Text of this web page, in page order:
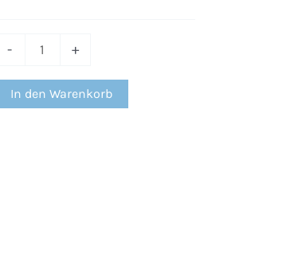
-
Licht
+
In den Warenkorb